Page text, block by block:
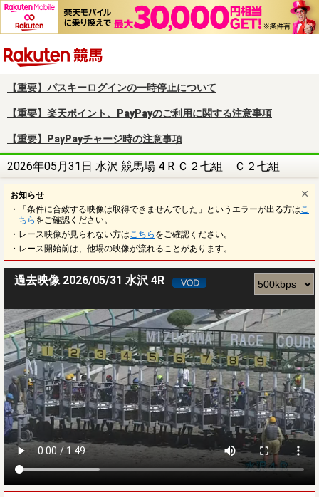
【重要】パスキーログインの一時停止について
【重要】楽天ポイント、PayPayのご利用に関する注意事項
【重要】PayPayチャージ時の注意事項
2026年05月31日 水沢 競馬場 4 R Ｃ２七組 Ｃ２七組
お知らせ
・「条件に合致する映像は取得できませんでした」というエラーが出る方は こ
ちら をご確認ください。
・レース映像が見られない方は こちら をご確認ください。
・レース開始前は、他場の映像が流れることがあります。
過去映像 2026/05/31 水沢 4R